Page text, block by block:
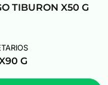
TIBURON X50 G
G